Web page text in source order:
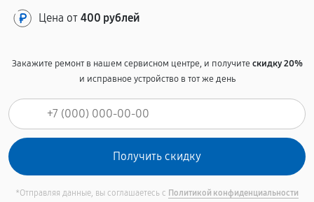
Цена от 400 рублей
Закажите ремонт в нашем сервисном центре, и получитескидку 20%
и исправное устройство в тот же день
*Отправляя данные, вы соглашаетесь с Политикой конфиденциальности